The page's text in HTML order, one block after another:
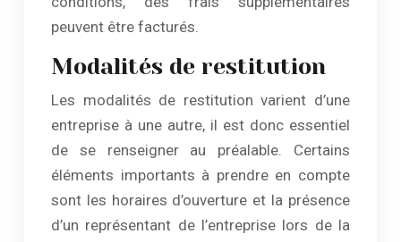
peuvent être facturés.
Modalités de restitution
Les modalités de restitution varient d’une
entreprise à une autre, il est donc essentiel
de se renseigner au préalable. Certains
éléments importants à prendre en compte
sont les horaires d’ouverture et la présence
d’un représentant de l’entreprise lors de la